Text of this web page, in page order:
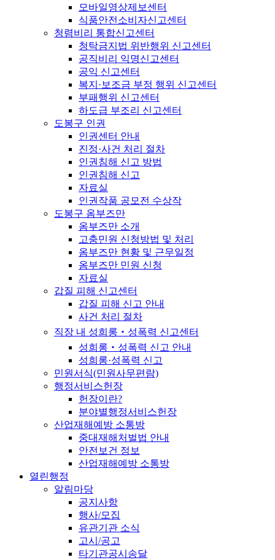
모바일영상제보센터
식품안전소비자신고센터
청렴비리 통합신고센터
청탁금지법 위반행위 신고센터
공직비리 익명신고센터
공익 신고센터
복지·보조금 부정 행위 신고센터
부패행위 신고센터
하도급 부조리 신고센터
도봉구 인권
인권센터 안내
진정·사건 처리 절차
인권침해 신고 방법
인권침해 신고
자료실
인권작품 공모전 수상작
도봉구 옴부즈만
옴부즈만 소개
고충민원 신청방법 및 처리
옴부즈만 현황 및 근무일정
옴부즈만 민원 신청
자료실
갑질 피해 신고센터
갑질 피해 신고 안내
사건 처리 절차
직장 내 성희롱‧성폭력 신고센터
성희롱‧성폭력 신고 안내
성희롱·성폭력 신고
민원서식(민원사무편람)
행정서비스헌장
헌장이란?
분야별행정서비스헌장
산업재해예방 소통방
중대재해처벌법 안내
안전보건 정보
산업재해예방 소통방
열린행정
알림마당
공지사항
행사/모집
유관기관 소식
고시/공고
타기관공시송달